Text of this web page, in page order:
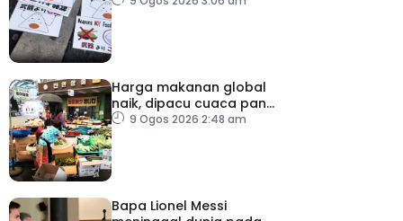
Harga makanan global
naik, dipacu cuaca panas
dan ketegangan
9 Ogos 2026 2:48 am
Bapa Lionel Messi